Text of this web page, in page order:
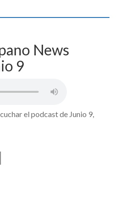
News
9
el podcast de Junio 9,